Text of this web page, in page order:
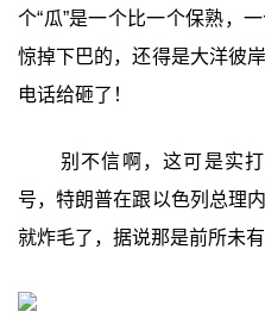
个“瓜”是一个比一个保熟，
惊掉下巴的，还得是大洋彼
电话给砸了！
别不信啊，这可是实
号，特朗普在跟以色列总理
就炸毛了，据说那是前所未有